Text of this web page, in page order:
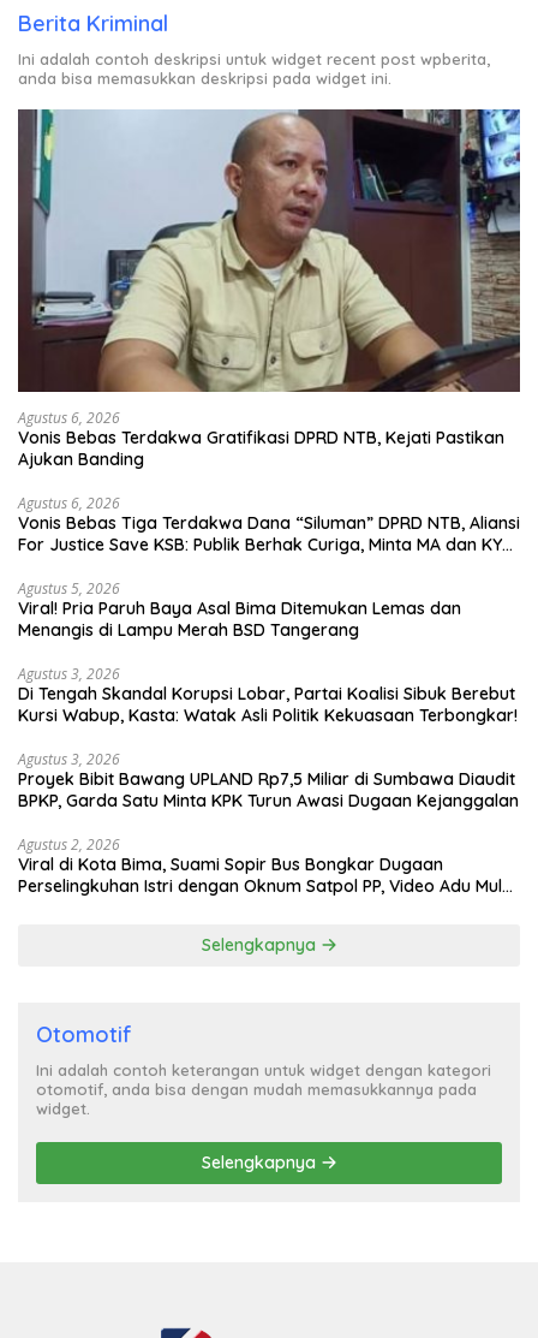
Berita Kriminal
Ini adalah contoh deskripsi untuk widget recent post wpberita,
anda bisa memasukkan deskripsi pada widget ini.
Agustus 6, 2026
Vonis Bebas Terdakwa Gratifikasi DPRD NTB, Kejati Pastikan
Ajukan Banding
Agustus 6, 2026
Vonis Bebas Tiga Terdakwa Dana “Siluman” DPRD NTB, Aliansi
For Justice Save KSB: Publik Berhak Curiga, Minta MA dan KY
Agustus 5, 2026
Viral! Pria Paruh Baya Asal Bima Ditemukan Lemas dan
Menangis di Lampu Merah BSD Tangerang
Agustus 3, 2026
Di Tengah Skandal Korupsi Lobar, Partai Koalisi Sibuk Berebut
Kursi Wabup, Kasta: Watak Asli Politik Kekuasaan Terbongkar!
Agustus 3, 2026
Proyek Bibit Bawang UPLAND Rp7,5 Miliar di Sumbawa Diaudit
BPKP, Garda Satu Minta KPK Turun Awasi Dugaan Kejanggalan
Agustus 2, 2026
Viral di Kota Bima, Suami Sopir Bus Bongkar Dugaan
Perselingkuhan Istri dengan Oknum Satpol PP, Video Adu Mulut
Selengkapnya
Otomotif
Ini adalah contoh keterangan untuk widget dengan kategori
otomotif, anda bisa dengan mudah memasukkannya pada
widget.
Selengkapnya